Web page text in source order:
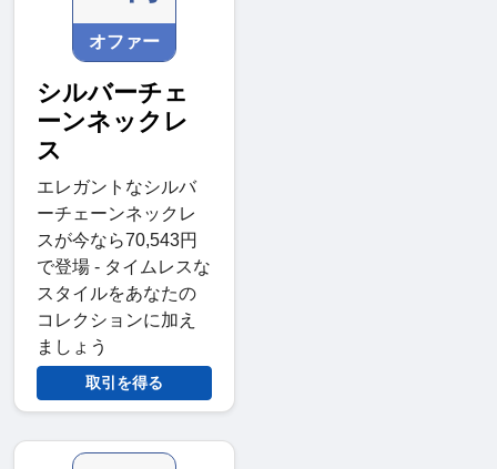
オファー
シルバーチェ
ーンネックレ
ス
エレガントなシルバ
ーチェーンネックレ
スが今なら70,543円
で登場 - タイムレスな
スタイルをあなたの
コレクションに加え
ましょう
取引を得る